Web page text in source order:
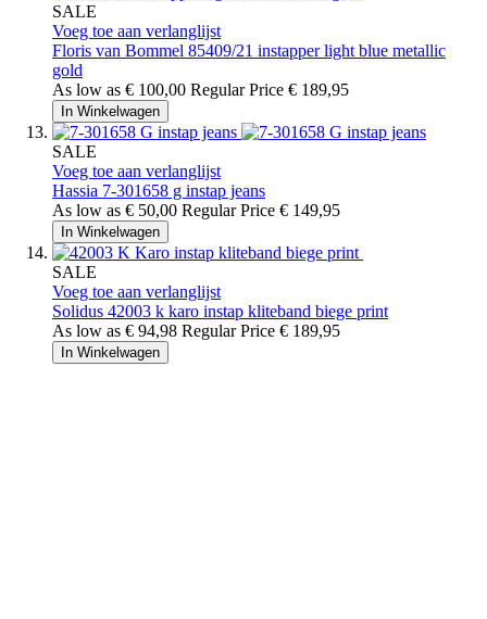
SALE
Voeg toe aan verlanglijst
Floris van Bommel 85409/21 instapper light blue metallic
gold
As low as € 100,00 Regular Price € 189,95
In Winkelwagen
SALE
Voeg toe aan verlanglijst
Hassia 7-301658 g instap jeans
As low as € 50,00 Regular Price € 149,95
In Winkelwagen
SALE
Voeg toe aan verlanglijst
Solidus 42003 k karo instap kliteband biege print
As low as € 94,98 Regular Price € 189,95
In Winkelwagen